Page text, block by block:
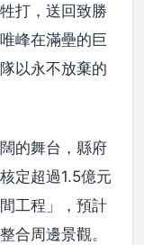
打，送回致勝
峰在滿壘的巨
以永不放棄的
的舞台，縣府
定超過1.5億元
工程」，預計
合周邊景觀。